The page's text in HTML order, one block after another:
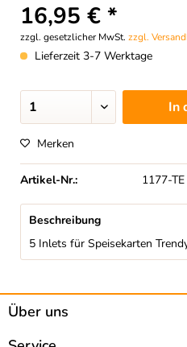
16,95 € *
zzgl. gesetzlicher MwSt. zzgl.
Lieferzeit 3-7 Werktage
In
Merken
Artikel-Nr.: 1177-TE
Beschreibung
5 Inlets für Speisekarten
Über uns